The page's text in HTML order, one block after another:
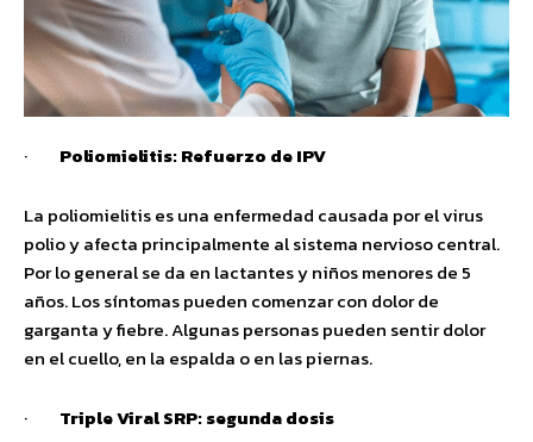
· Poliomielitis: Refuerzo de IPV
La poliomielitis es una enfermedad causada por el virus
polio y afecta principalmente al sistema nervioso central.
Por lo general se da en lactantes y niños menores de 5
años. Los síntomas pueden comenzar con dolor de
garganta y fiebre. Algunas personas pueden sentir dolor
en el cuello, en la espalda o en las piernas.
· Triple Viral SRP: segunda dosis